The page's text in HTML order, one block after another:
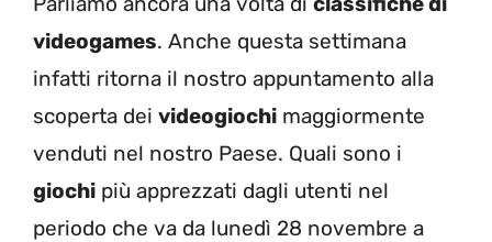
videogames. Anche questa settimana
infatti ritorna il nostro appuntamento alla
scoperta dei videogiochi maggiormente
venduti nel nostro Paese. Quali sono i
giochi più apprezzati dagli utenti nel
periodo che va da lunedì 28 novembre a